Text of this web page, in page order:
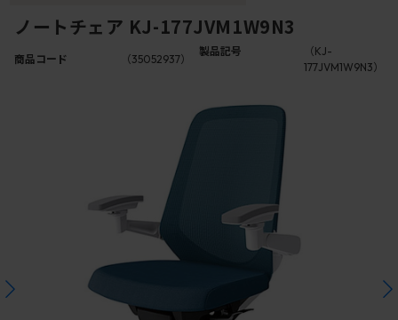
ノートチェア KJ-177JVM1W9N3
商品コード （35052937）
製品記号
（KJ-
177JVM1W9N3）